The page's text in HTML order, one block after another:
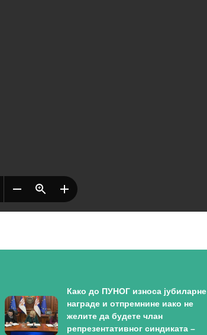
Како до ПУНОГ износа јубиларне
награде и отпремнине иако не
желите да будете члан
репрезентативног синдиката –